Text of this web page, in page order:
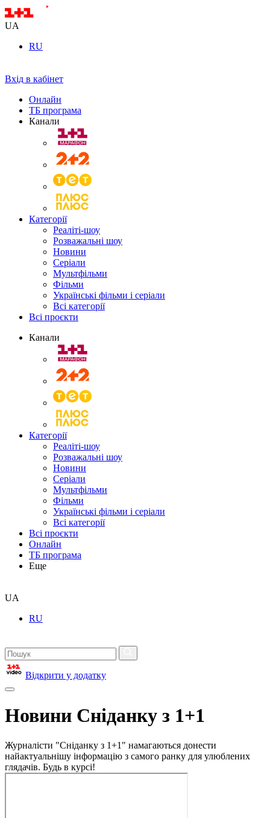
UA
RU
Вхід в кабінет
Онлайн
ТБ програма
Канали
Категорії
Реаліті-шоу
Розважальні шоу
Новини
Серіали
Мультфільми
Фільми
Українські фільми і серіали
Всі категорії
Всі проєкти
Канали
Категорії
Реаліті-шоу
Розважальні шоу
Новини
Серіали
Мультфільми
Фільми
Українські фільми і серіали
Всі категорії
Всі проєкти
Онлайн
ТБ програма
Еще
UA
RU
Відкрити у додатку
Новини Сніданку з 1+1
Журналісти "Сніданку з 1+1" намагаються донести
найактуальнішу інформацію з самого ранку для улюблених
глядачів. Будь в курсі!